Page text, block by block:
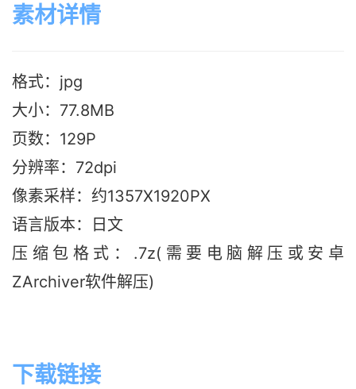
素材详情
格式：jpg
大小：77.8MB
页数：129P
分辨率：72dpi
像素采样：约1357X1920PX
语言版本：日文
压缩包格式：.7z(需要电脑解压或安卓
ZArchiver软件解压)
下载链接